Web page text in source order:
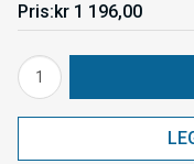
Pris kr 1 196,00